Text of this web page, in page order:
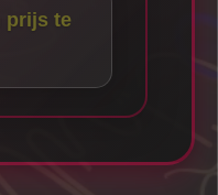
prijs te